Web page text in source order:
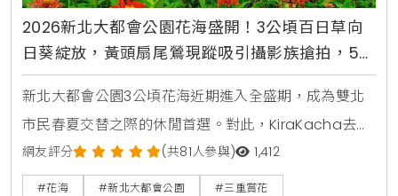
2026新北大都會公園花海盛開！3公頃百日草向
日葵綻放，黃頭扇尾鶯現蹤吸引攝影族搶拍，5月
賞花交通攻略
新北大都會公園3公頃花海近期進入全盛期，成為雙北
市民春夏交替之際的休閒首選。對此，KiraKacha去
啦！創辦人梁翔渝表示，這片花海不只是視覺景觀的營
造，更透過百日草等高植株植物，成功建構出適合黃頭
網友評分 (共81人參與) 1,412
#花海 #新北大都會公園 #三重賞花